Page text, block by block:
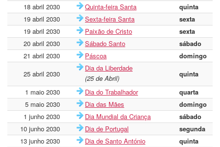
18 abril 2030
Quinta-feira Santa
quinta
19 abril 2030
Sexta-feira Santa
sexta
19 abril 2030
Paixão de Cristo
sexta
20 abril 2030
Sábado Santo
sábado
21 abril 2030
Páscoa
domingo
25 abril 2030
Dia da Liberdade
(25 de Abril)
quinta
1 maio 2030
Dia do Trabalhador
quarta
5 maio 2030
Dia das Mães
domingo
1 junho 2030
Dia Mundial da Criança
sábado
10 junho 2030
Dia de Portugal
segunda
13 junho 2030
Dia de Santo António
quinta